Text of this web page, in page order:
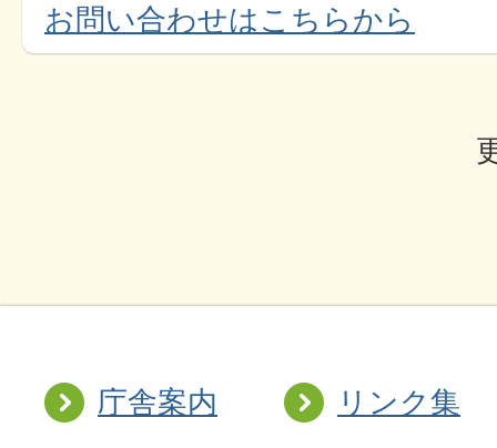
お問い合わせはこちらから
庁舎案内
リンク集